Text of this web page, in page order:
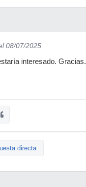
08/07/2025
interesado. Gracias.
directa